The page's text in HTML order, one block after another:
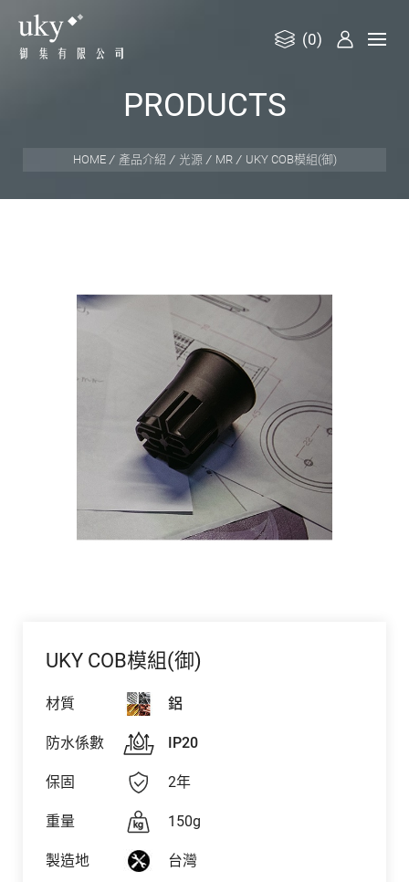
(0)
PRODUCTS
HOME 產品介紹 光源 MR UKY COB模組(御)
UKY COB模組(御)
材質 鋁
防水係數 IP20
保固 2年
重量 150g
製造地 台灣